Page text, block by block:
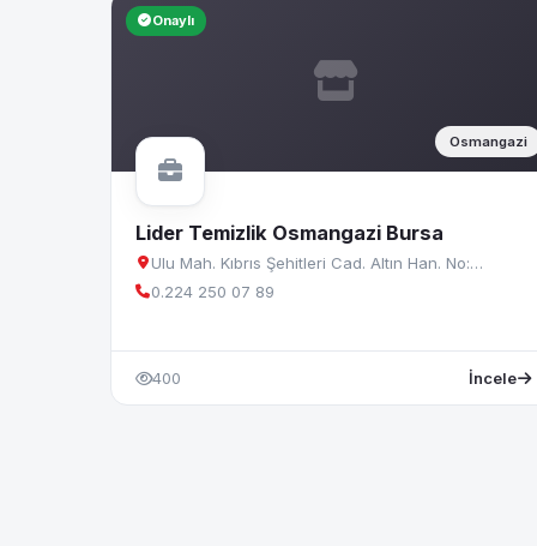
Onaylı
Osmangazi
Lider Temizlik Osmangazi Bursa
Ulu Mah. Kıbrıs Şehitleri Cad. Altın Han. No:…
0.224 250 07 89
400 İncele